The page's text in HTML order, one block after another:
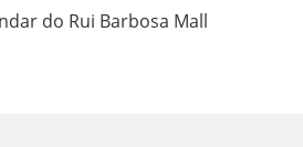
do Rui Barbosa Mall